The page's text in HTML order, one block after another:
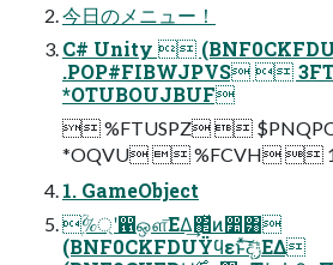
今⽇のメニュー！
C# Unity 
.POP#FIBWJPVS 
*OTUBOUJBUF
 %FTUSPZ 
*OQVU  %FCVH 
1. GameObject
%্ۭؒʹ഑ஔ͞ΕΔ͢΂ͯͷ෺͸
(BNF0CKFDUΫϥεͱͯ͠දݱ͞ΕΔ